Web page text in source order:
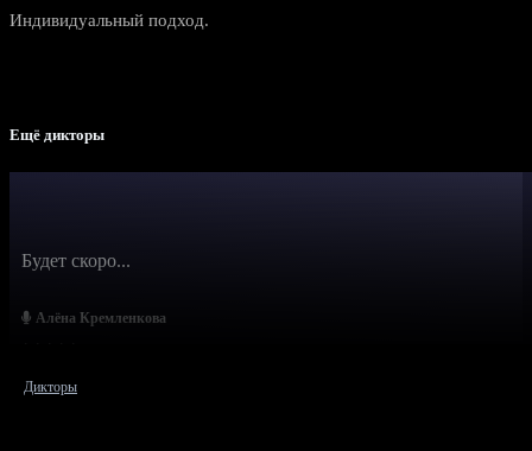
Индивидуальный подход.
Ещё дикторы
Алёна Кремленкова
Будет скоро...
Дикторы